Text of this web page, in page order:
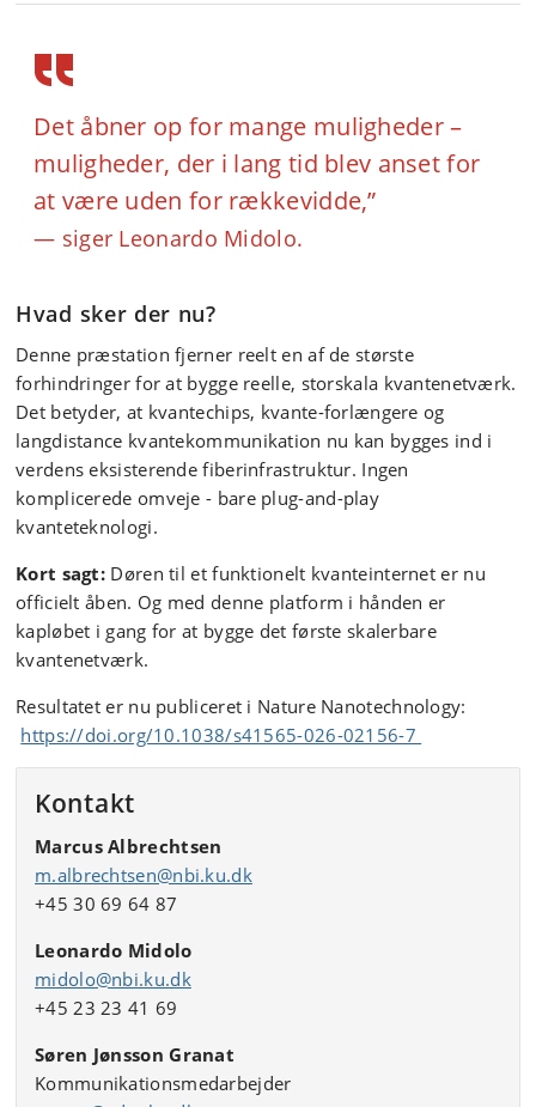
Det åbner op for mange muligheder –
muligheder, der i lang tid blev anset for
at være uden for rækkevidde,”
siger Leonardo Midolo.
Hvad sker der nu?
Denne præstation fjerner reelt en af de største
forhindringer for at bygge reelle, storskala kvantenetværk.
Det betyder, at kvantechips, kvante-forlængere og
langdistance kvantekommunikation nu kan bygges ind i
verdens eksisterende fiberinfrastruktur. Ingen
komplicerede omveje - bare plug-and-play
kvanteteknologi.
Kort sagt: Døren til et funktionelt kvanteinternet er nu
officielt åben. Og med denne platform i hånden er
kapløbet i gang for at bygge det første skalerbare
kvantenetværk.
Resultatet er nu publiceret i Nature Nanotechnology:
https://doi.org/10.1038/s41565-026-02156-7
Kontakt
Marcus Albrechtsen
m.albrechtsen@nbi.ku.dk
+45 30 69 64 87
Leonardo Midolo
midolo@nbi.ku.dk
+45 23 23 41 69
Søren Jønsson Granat
Kommunikationsmedarbejder